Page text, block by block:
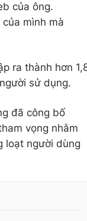
của ông.
mình mà
ra thành hơn
sử dụng.
đã công bố
vọng nhằm
loạt người dùng